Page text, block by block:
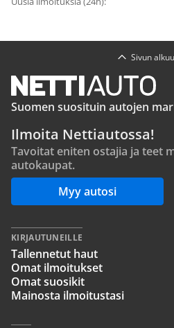
Sivun
Suomen suosituin autojen
Ilmoita Nettiautossa!
Tavoitat eniten ostajia ja teet
autokaupat.
Myy autosi
KIRJAUTUNEILLE
Tallennetut haut
Omat ilmoitukset
Omat suosikit
Mainosta ilmoitustasi